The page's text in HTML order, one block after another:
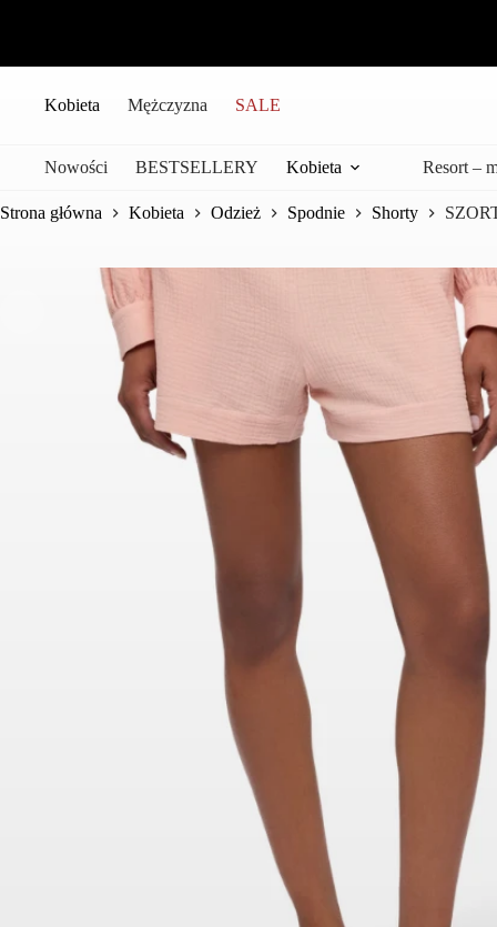
Kobieta Mężczyzna SALE
Nowości BESTSELLERY Kobieta Resort –
Strona główna Kobieta Odzież Spodnie Shorty